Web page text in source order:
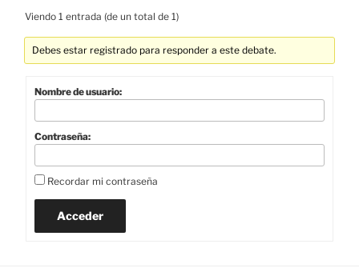
Viendo 1 entrada (de un total de 1)
Debes estar registrado para responder a este debate.
Nombre de usuario:
Contraseña:
Recordar mi contraseña
Acceder